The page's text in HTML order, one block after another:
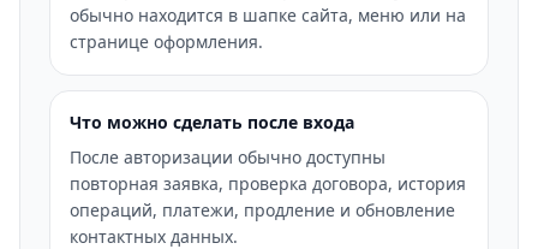
обычно находится в шапке сайта, меню или на
странице оформления.
Что можно сделать после входа
После авторизации обычно доступны
повторная заявка, проверка договора, история
операций, платежи, продление и обновление
контактных данных.